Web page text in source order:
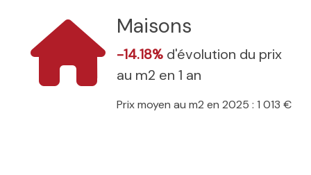
Maisons
-14.18% d'évolution du prix
au m2 en 1 an
Prix moyen au m2 en 2025 : 1 013 €